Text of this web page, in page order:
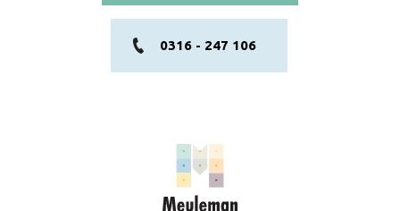
0316 - 247 106